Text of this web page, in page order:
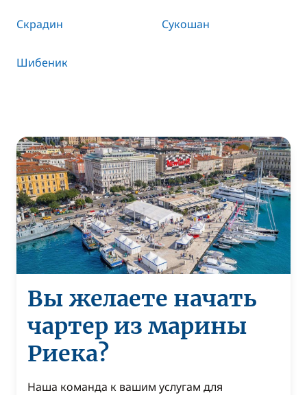
Скрадин Сукошан
Шибеник
Вы желаете начать
чартер из марины
Риека?
Наша команда к вашим услугам для